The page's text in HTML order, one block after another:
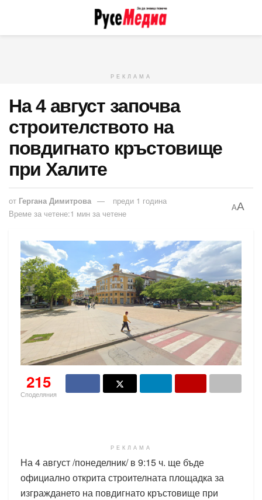
РЕКЛАМА
На 4 август започва
строителството на
повдигнато кръстовище
при Халите
от Гергана Димитрова
преди 1 година
Време за четене:1 мин за четене
AA
215
Споделяния
РЕКЛАМА
На 4 август /понеделник/ в 9:15 ч. ще бъде
официално открита строителната площадка за
изграждането на повдигнато кръстовище при